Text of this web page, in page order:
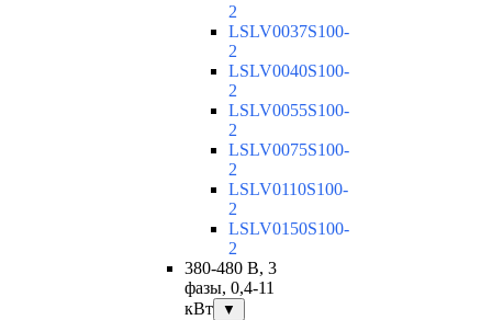
2
LSLV0037S100-
2
LSLV0040S100-
2
LSLV0055S100-
2
LSLV0075S100-
2
LSLV0110S100-
2
LSLV0150S100-
2
380-480 В, 3
фазы, 0,4-11
кВт
▼